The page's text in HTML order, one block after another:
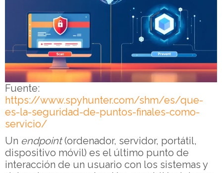
Fuente:
https://www.spyhunter.com/shm/es/que-
es-la-seguridad-de-puntos-finales-como-
servicio/
Un endpoint(ordenador, servidor, portátil,
dispositivo móvil) es el último punto de
interacción de un usuario con los sistemas y